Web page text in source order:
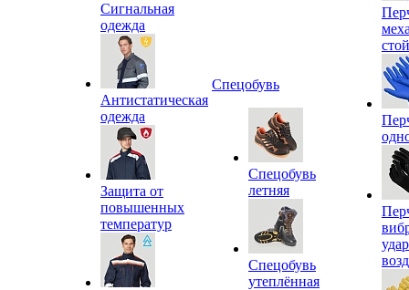
Сигнальная
одежда
Антистатическая
одежда
Защита от
повышенных
температур
Спецобувь
Спецобувь
летняя
Спецобувь
утеплённая